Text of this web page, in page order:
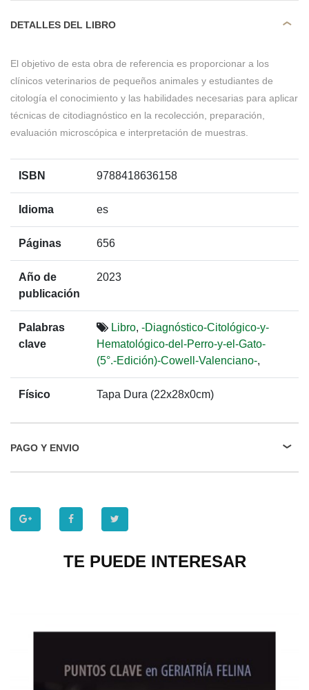
DETALLES DEL LIBRO
El objetivo de esta obra de referencia es proporcionar a los
clínicos veterinarios de pequeños animales y estudiantes de
citología el conocimiento y las habilidades necesarias para aplicar
técnicas de citodiagnóstico en la recolección, preparación,
evaluación microscópica e interpretación de muestras.
ISBN 9788418636158
Idioma es
Páginas 656
Año de
publicación
2023
Palabras
clave
Libro, -Diagnóstico-Citológico-y-
Hematológico-del-Perro-y-el-Gato-
(5°.-Edición)-Cowell-Valenciano-,
Físico Tapa Dura (22x28x0cm)
PAGO Y ENVIO
TE PUEDE INTERESAR